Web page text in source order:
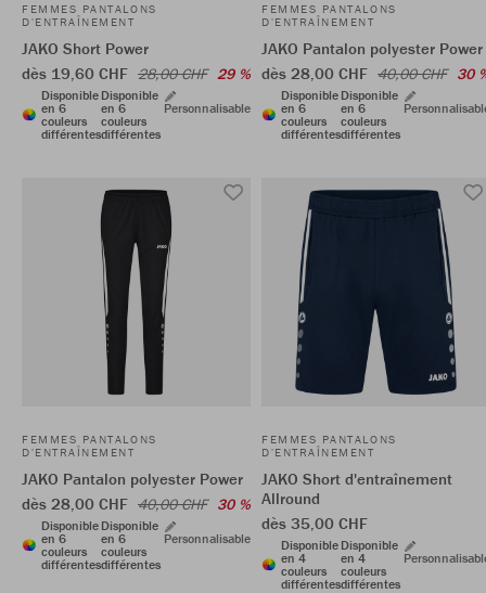
FEMMES PANTALONS
D'ENTRAÎNEMENT
JAKO Short Power
dès 19,60 CHF 28,00 CHF 29 %
Disponible
en 6
couleurs
différentes
Disponible
en 6
couleurs
différentes
Personnalisable
FEMMES PANTALONS
D'ENTRAÎNEMENT
JAKO Pantalon polyester Power
dès 28,00 CHF 40,00 CHF 30
Disponible
en 6
couleurs
différentes
Disponible
en 6
couleurs
différentes
FEMMES PANTALONS
D'ENTRAÎNEMENT
JAKO Pantalon polyester Power
dès 28,00 CHF 40,00 CHF 30 %
Disponible
en 6
couleurs
différentes
Disponible
en 6
couleurs
différentes
Personnalisable
FEMMES PANTALONS
D'ENTRAÎNEMENT
JAKO Short d'entraînement
Allround
dès 35,00 CHF
Disponible
en 4
couleurs
différentes
Disponible
en 4
couleurs
différentes